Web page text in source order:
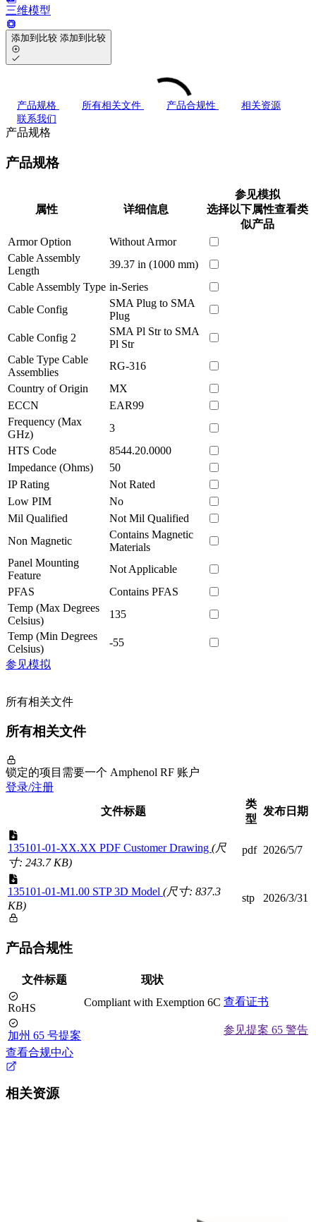
三维模型
添加到比较 添加到比较
产品规格 所有相关文件 产品合规性
相关资源
联系我们
产品规格
产品规格
属性 详细信息
参见模拟
选择以下属性查看类
似产品
Armor Option
Without Armor
Cable Assembly
Length
39.37 in (1000 mm)
Cable Assembly Type in-Series
Cable Config
SMA Plug to SMA
Plug
Cable Config 2
SMA Pl Str to SMA
Pl Str
Cable Type Cable
Assemblies
RG-316
Country of Origin
MX
ECCN
EAR99
Frequency (Max
GHz)
3
HTS Code
8544.20.0000
Impedance (Ohms)
50
IP Rating
Not Rated
Low PIM
No
Mil Qualified
Not Mil Qualified
Non Magnetic
Contains Magnetic
Materials
Panel Mounting
Feature
Not Applicable
PFAS
Contains PFAS
Temp (Max Degrees
Celsius)
135
Temp (Min Degrees
Celsius)
-55
参见模拟
所有相关文件
所有相关文件
锁定的项目需要一个 Amphenol RF 账户
登录/注册
文件标题
类
型
发布日期
135101-01-XX.XX PDF Customer Drawing (尺
寸: 243.7 KB)
pdf 2026/5/7
135101-01-M1.00 STP 3D Model (尺寸: 837.3
KB)
stp 2026/3/31
产品合规性
文件标题 现状
RoHS Compliant with Exemption 6C 查看证书
加州 65 号提案
参见提案 65 警告
查看合规中心
相关资源